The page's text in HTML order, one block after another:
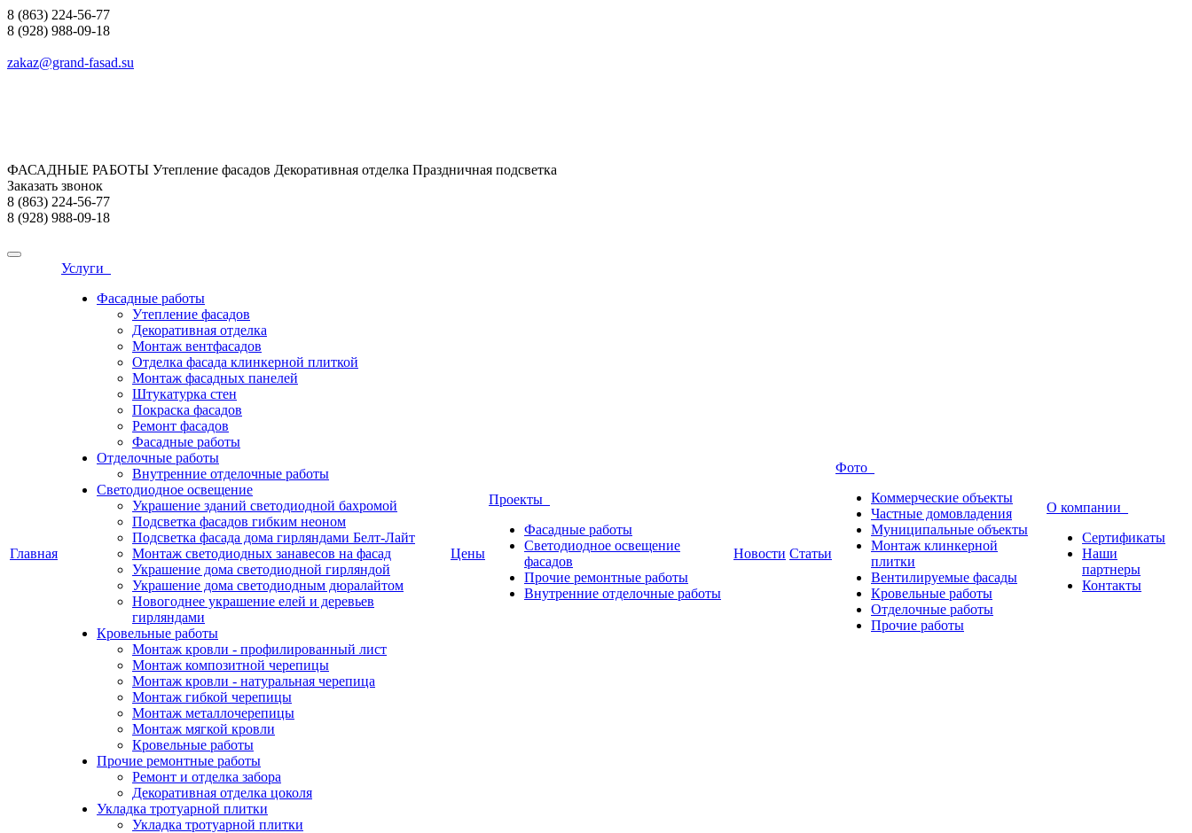
8 (863) 224-56-77
8 (928) 988-09-18
zakaz@grand-fasad.su
ФАСАДНЫЕ РАБОТЫ Утепление фасадов Декоративная отделка Праздничная подсветка
Заказать звонок
8 (863) 224-56-77
8 (928) 988-09-18
Главная
Услуги
Фасадные работы
Утепление фасадов
Декоративная отделка
Монтаж вентфасадов
Отделка фасада клинкерной плиткой
Монтаж фасадных панелей
Штукатурка стен
Покраска фасадов
Ремонт фасадов
Фасадные работы
Отделочные работы
Внутренние отделочные работы
Светодиодное освещение
Украшение зданий светодиодной бахромой
Подсветка фасадов гибким неоном
Подсветка фасада дома гирляндами Белт-Лайт
Монтаж светодиодных занавесов на фасад
Украшение дома светодиодной гирляндой
Украшение дома светодиодным дюралайтом
Новогоднее украшение елей и деревьев
гирляндами
Кровельные работы
Монтаж кровли - профилированный лист
Монтаж композитной черепицы
Монтаж кровли - натуральная черепица
Монтаж гибкой черепицы
Монтаж металлочерепицы
Монтаж мягкой кровли
Кровельные работы
Прочие ремонтные работы
Ремонт и отделка забора
Декоративная отделка цоколя
Укладка тротуарной плитки
Укладка тротуарной плитки
Цены
Проекты
Фасадные работы
Светодиодное освещение
фасадов
Прочие ремонтные работы
Внутренние отделочные работы
Новости Статьи
Фото
Коммерческие объекты
Частные домовладения
Муниципальные объекты
Монтаж клинкерной
плитки
Вентилируемые фасады
Кровельные работы
Отделочные работы
Прочие работы
О компании
Сертификаты
Наши
партнеры
Контакты